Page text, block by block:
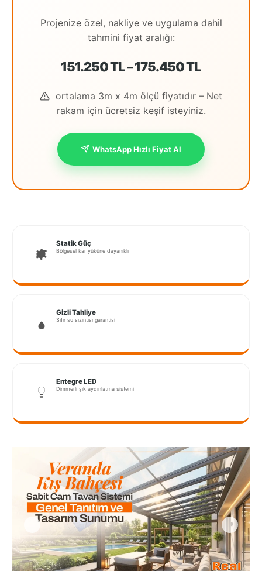
Projenize özel, nakliye ve uygulama dahil
tahmini fiyat aralığı:
151.250 TL – 175.450 TL
ortalama 3m x 4m ölçü fiyatıdır – Net
rakam için ücretsiz keşif isteyiniz.
WhatsApp Hızlı Fiyat Al
Statik Güç
Bölgesel kar yüküne dayanıklı
Gizli Tahliye
Sıfır su sızıntısı garantisi
Entegre LED
Dimmerli şık aydınlatma sistemi
Eskişehir
Giresun
Houston
İstanbul
İstanbul
Anadolu
Kocaeli
Lubrza
Muş
Coquitlam
Sakarya
Sarajevo
Sivas
switzerland
Tilburg